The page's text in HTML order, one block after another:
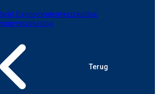
Evenementenverzekering
Terug